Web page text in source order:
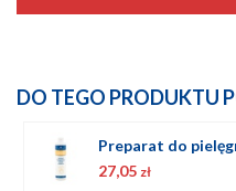
DO TEGO PRODUKTU
27,05zł